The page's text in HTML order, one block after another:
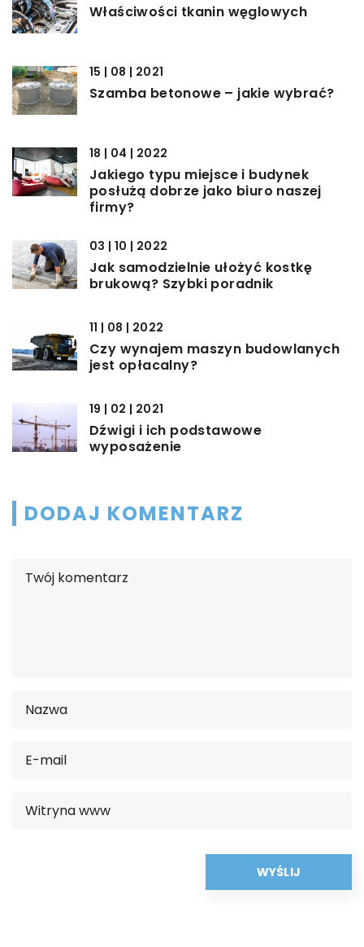
Właściwości tkanin węglowych
15 | 08 | 2021
Szamba betonowe – jakie wybrać?
18 | 04 | 2022
Jakiego typu miejsce i budynek
posłużą dobrze jako biuro naszej
firmy?
03 | 10 | 2022
Jak samodzielnie ułożyć kostkę
brukową? Szybki poradnik
11 | 08 | 2022
Czy wynajem maszyn budowlanych
jest opłacalny?
19 | 02 | 2021
Dźwigi i ich podstawowe
wyposażenie
DODAJ KOMENTARZ